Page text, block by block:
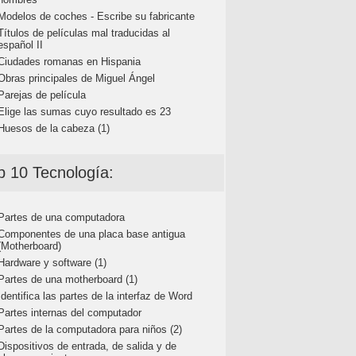
de coches - Escribe su fabricante
de películas mal traducidas al
II
romanas en Hispania
principales de Miguel Ángel
de película
las sumas cuyo resultado es 23
de la cabeza (1)
10 Tecnología:
de una computadora
de una placa base antigua
y software (1)
de una motherboard (1)
las partes de la interfaz de Word
internas del computador
de la computadora para niños (2)
de entrada, de salida y de